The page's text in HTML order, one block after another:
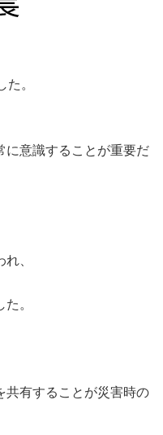
。
に意識することが重要だ
、
。
共有することが災害時の